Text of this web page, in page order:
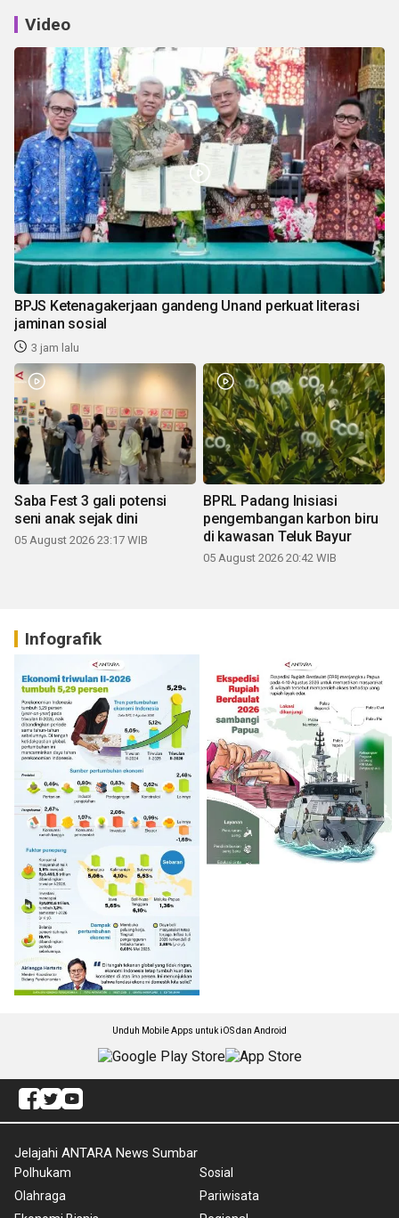
Video
BPJS Ketenagakerjaan gandeng Unand perkuat literasi
jaminan sosial
3 jam lalu
Saba Fest 3 gali potensi
seni anak sejak dini
05 August 2026 23:17 WIB
BPRL Padang Inisiasi
pengembangan karbon biru
di kawasan Teluk Bayur
05 August 2026 20:42 WIB
Infografik
Unduh Mobile Apps untuk iOS dan Android
Jelajahi ANTARA News Sumbar
Polhukam
Olahraga
Sosial
Pariwisata